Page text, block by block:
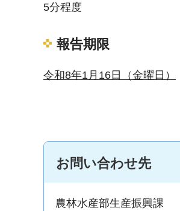
5分程度
報告期限
令和8年1月16日（金曜日）
お問い合わせ先
農林水産部生産振興課